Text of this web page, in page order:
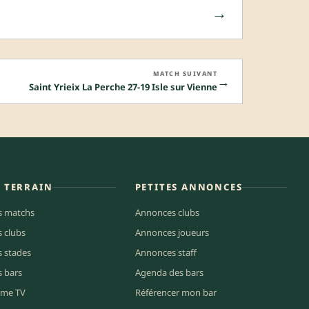
→
→
MATCH SUIVANT
Saint Yrieix La Perche 27-19 Isle sur Vienne
TERRAIN
matchs
clubs
stades
bars
TV
PETITES ANNONCES
Annonces clubs
Annonces joueurs
Annonces staff
Agenda des bars
Référencer mon bar